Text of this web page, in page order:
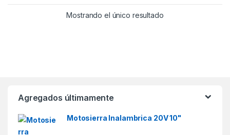
Mostrando el único resultado
Agregados últimamente
Motosierra Inalambrica 20V 10"